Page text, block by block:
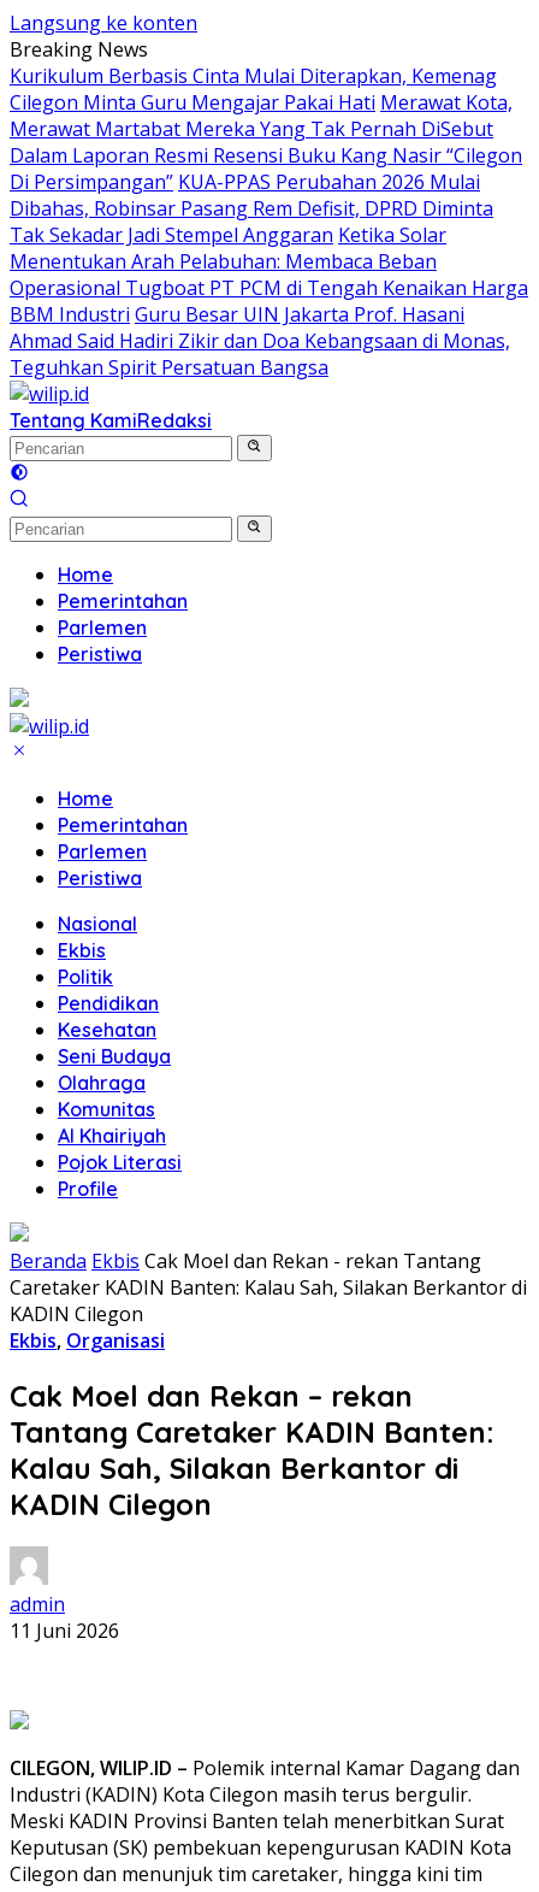
Langsung ke konten
Breaking News
Kurikulum Berbasis Cinta Mulai Diterapkan, Kemenag
Cilegon Minta Guru Mengajar Pakai Hati Merawat Kota,
Merawat Martabat Mereka Yang Tak Pernah DiSebut
Dalam Laporan Resmi Resensi Buku Kang Nasir “Cilegon
Di Persimpangan” KUA-PPAS Perubahan 2026 Mulai
Dibahas, Robinsar Pasang Rem Defisit, DPRD Diminta
Tak Sekadar Jadi Stempel Anggaran Ketika Solar
Menentukan Arah Pelabuhan: Membaca Beban
Operasional Tugboat PT PCM di Tengah Kenaikan Harga
BBM Industri Guru Besar UIN Jakarta Prof. Hasani
Ahmad Said Hadiri Zikir dan Doa Kebangsaan di Monas,
Teguhkan Spirit Persatuan Bangsa
Tentang KamiRedaksi
Home
Pemerintahan
Parlemen
Peristiwa
Home
Pemerintahan
Parlemen
Peristiwa
Nasional
Ekbis
Politik
Pendidikan
Kesehatan
Seni Budaya
Olahraga
Komunitas
Al Khairiyah
Pojok Literasi
Profile
Beranda Ekbis Cak Moel dan Rekan - rekan Tantang
Caretaker KADIN Banten: Kalau Sah, Silakan Berkantor di
KADIN Cilegon
Ekbis, Organisasi
Cak Moel dan Rekan – rekan
Tantang Caretaker KADIN Banten:
Kalau Sah, Silakan Berkantor di
KADIN Cilegon
admin
11 Juni 2026
CILEGON, WILIP.ID – Polemik internal Kamar Dagang dan
Industri (KADIN) Kota Cilegon masih terus bergulir.
Meski KADIN Provinsi Banten telah menerbitkan Surat
Keputusan (SK) pembekuan kepengurusan KADIN Kota
Cilegon dan menunjuk tim caretaker, hingga kini tim